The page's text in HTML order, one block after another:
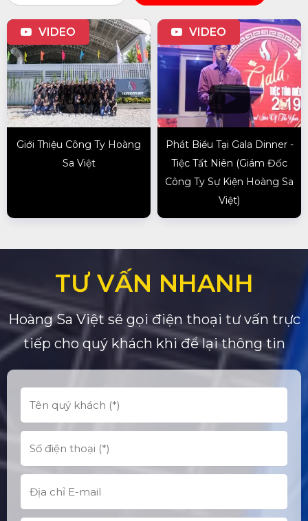
VIDEO
Giới Thiệu Công Ty Hoàng
Sa Việt
VIDEO
Phát Biểu Tại Gala Dinner -
Tiệc Tất Niên (Giám Đốc
Công Ty Sự Kiện Hoàng Sa
Việt)
TƯ VẤN NHANH
Hoàng Sa Việt sẽ gọi điện thoại tư vấn trực
tiếp cho quý khách khi để lại thông tin